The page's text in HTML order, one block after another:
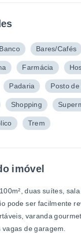
Banco Bares/Cafés
Farmácia
Padaria Posto
Shopping
Trem
imóvel
duas suítes,
pode ser facilmente
varanda
de garagem.